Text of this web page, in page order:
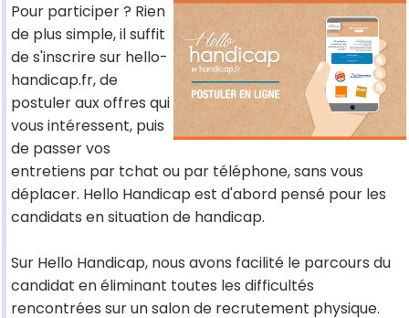
Pour participer ? Rien
de plus simple, il suffit
de s'inscrire sur hello-
handicap.fr, de
postuler aux offres qui
vous intéressent, puis
de passer vos
entretiens par tchat ou par téléphone, sans vous
déplacer. Hello Handicap est d'abord pensé pour les
candidats en situation de handicap.
Sur Hello Handicap, nous avons facilité le parcours du
candidat en éliminant toutes les difficultés
rencontrées sur un salon de recrutement physique.